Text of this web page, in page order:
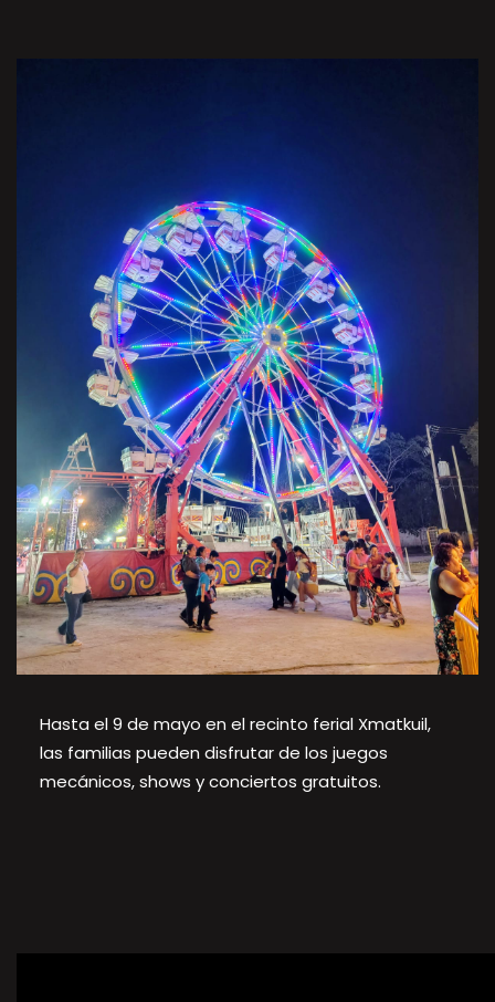
Hasta el 9 de mayo en el recinto ferial Xmatkuil,
las familias pueden disfrutar de los juegos
mecánicos, shows y conciertos gratuitos.